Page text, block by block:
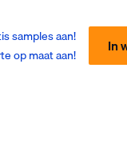
In
samples aan!
op maat aan!